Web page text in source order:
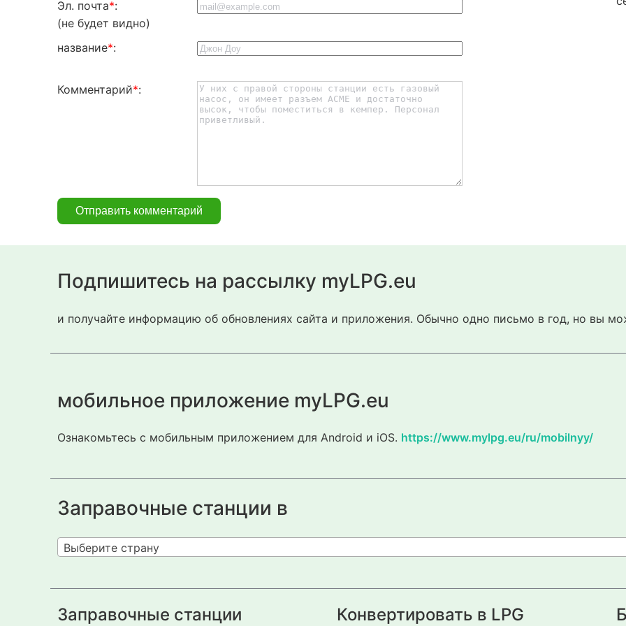
Эл. почта*:
(не будет видно)
название*:
Комментарий*:
Подпишитесь на рассылку myLPG.eu
и получайте информацию об обновлениях сайта и приложения. Обычно одно письмо в год, но вы
мобильное приложение myLPG.eu
Ознакомьтесь с мобильным приложением для Android и iOS. https://www.mylpg.eu/ru/mobilnyy/
Заправочные станции в
Выберите страну
Заправочные станции Конвертировать в LPG